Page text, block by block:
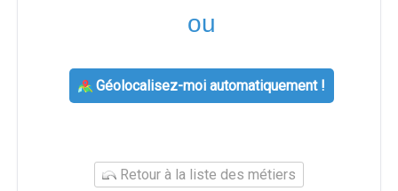
ou
Géolocalisez-moi automatiquement !
Retour à la liste des métiers